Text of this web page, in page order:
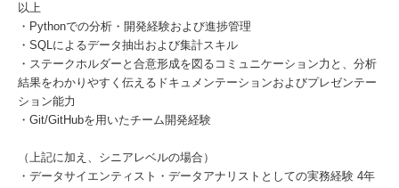
以上
・Pythonでの分析・開発経験および進捗管理
・SQLによるデータ抽出および集計スキル
・ステークホルダーと合意形成を図るコミュニケーション力と、分析
結果をわかりやすく伝えるドキュメンテーションおよびプレゼンテー
ション能力
・Git/GitHubを用いたチーム開発経験
（上記に加え、シニアレベルの場合）
・データサイエンティスト・データアナリストとしての実務経験 4年